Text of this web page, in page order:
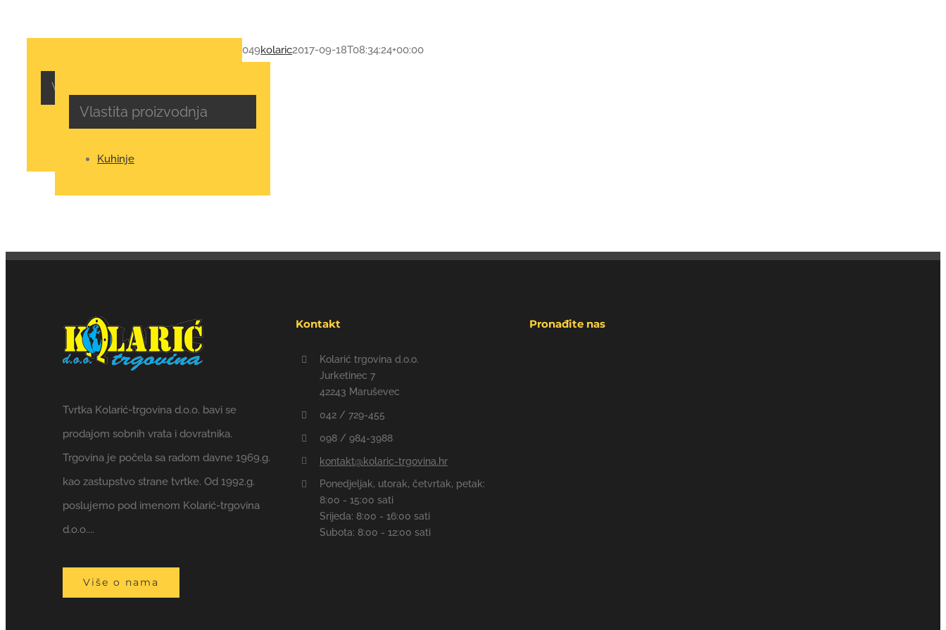
049kolaric2017-09-18T08:34:24+00:00
Vlastita proizvodnja
Vlastita proizvodnja
Kuhinje
Tvrtka Kolarić-trgovina d.o.o. bavi se
prodajom sobnih vrata i dovratnika.
Trgovina je počela sa radom davne 1969.g.
kao zastupstvo strane tvrtke. Od 1992.g.
poslujemo pod imenom Kolarić-trgovina
d.o.o....
Više o nama
Kontakt
Kolarić trgovina d.o.o.
Jurketinec 7
42243 Maruševec
042 / 729-455
098 / 984-3988
kontakt@kolaric-trgovina.hr
Ponedjeljak, utorak, četvrtak, petak:
8:00 - 15:00 sati
Srijeda: 8:00 - 16:00 sati
Subota: 8:00 - 12:00 sati
Pronađite nas